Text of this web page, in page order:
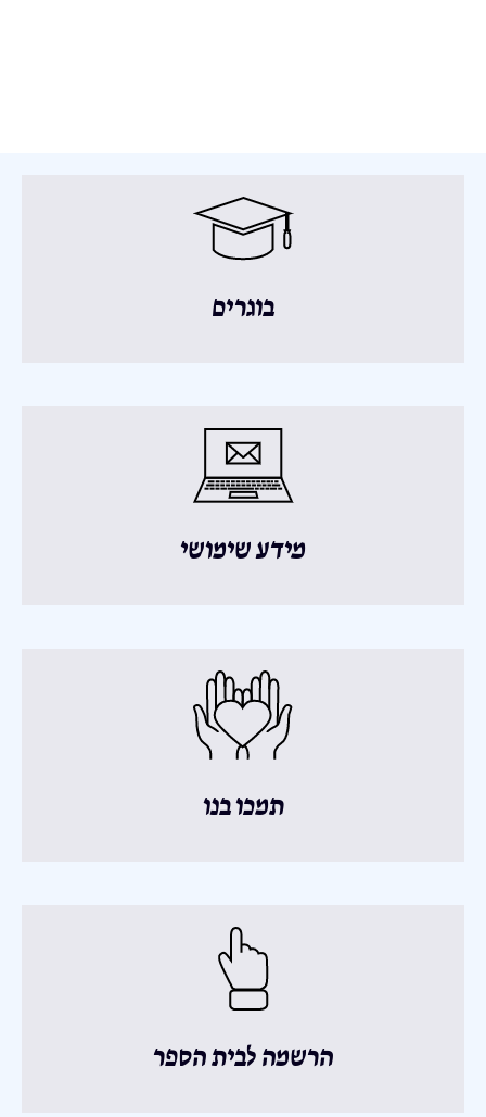
בוגרים
מידע שימושי
תמכו בנו
הרשמה לבית הספר